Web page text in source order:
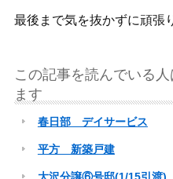
最後まで気を抜かずに頑張
この記事を読んでいる
ます
春日部 デイサービス
平方 新築戸建
大沢分譲⑥号邸(1/15引渡)